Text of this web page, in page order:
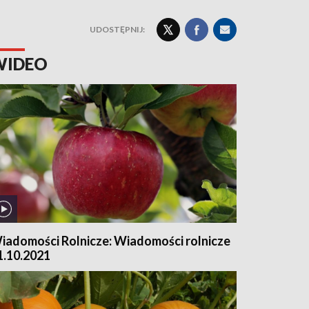
UDOSTĘPNIJ:
Rolnicze: Wiadomości rolnicze